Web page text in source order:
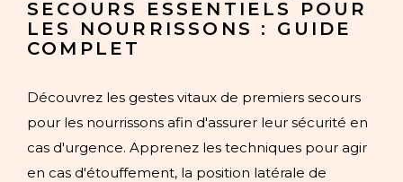
SECOURS ESSENTIELS POUR
LES NOURRISSONS : GUIDE
COMPLET
Découvrez les gestes vitaux de premiers secours
pour les nourrissons afin d'assurer leur sécurité en
cas d'urgence. Apprenez les techniques pour agir
en cas d'étouffement, la position latérale de